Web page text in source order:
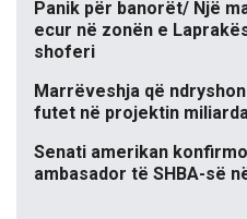
Panik për banorët/ Një
ecur në zonën e
shoferi
Marrëveshja që
futet në projektin
Senati amerikan
ambasador të SHBA-së